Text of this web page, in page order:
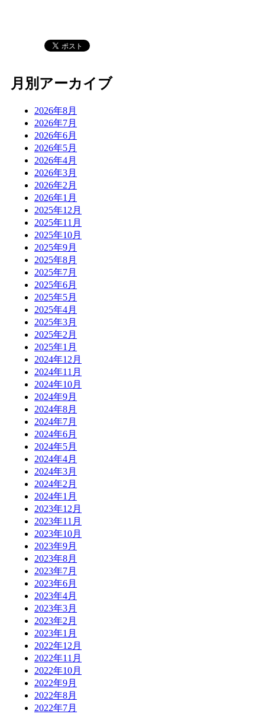
月別アーカイブ
2026年8月
2026年7月
2026年6月
2026年5月
2026年4月
2026年3月
2026年2月
2026年1月
2025年12月
2025年11月
2025年10月
2025年9月
2025年8月
2025年7月
2025年6月
2025年5月
2025年4月
2025年3月
2025年2月
2025年1月
2024年12月
2024年11月
2024年10月
2024年9月
2024年8月
2024年7月
2024年6月
2024年5月
2024年4月
2024年3月
2024年2月
2024年1月
2023年12月
2023年11月
2023年10月
2023年9月
2023年8月
2023年7月
2023年6月
2023年4月
2023年3月
2023年2月
2023年1月
2022年12月
2022年11月
2022年10月
2022年9月
2022年8月
2022年7月